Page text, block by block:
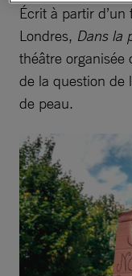
Écrit à partir d’un
Londres, Dans la
théâtre
de la question de
de peau.